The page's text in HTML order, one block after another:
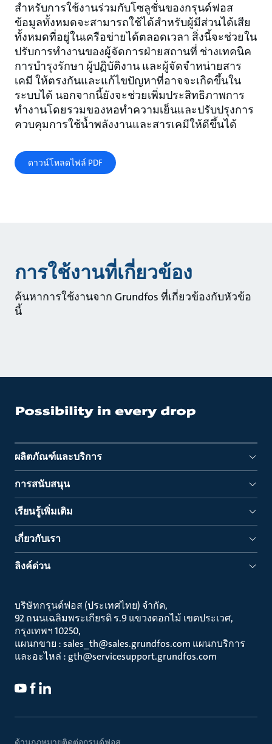
สำหรับการใช้งานร่วมกับโซลูชั่นของกรุนด์ฟอส
ข้อมูลทั้งหมดจะสามารถใช้ได้สำหรับผู้มีส่วนได้เสีย
ทั้งหมดที่อยู่ในเครือข่ายได้ตลอดเวลา สิ่งนี้จะช่วยใน
ปรับการทำงานของผู้จัดการฝ่ายสถานที่ ช่างเทคนิค
การบำรุงรักษา ผู้ปฏิบัติงาน และผู้จัดจำหน่ายสาร
เคมี ให้ตรงกันและแก้ไขปัญหาที่อาจจะเกิดขึ้นใน
ระบบได้ นอกจากนี้ยังจะช่วยเพิ่มประสิทธิภาพการ
ทำงานโดยรวมของหอทำความเย็นและปรับปรุงการ
ควบคุมการใช้น้ำพลังงานและสารเคมีให้ดีขึ้นได้
ดาวน์โหลดไฟล์ PDF
การใช้งานที่เกี่ยวข้อง
ค้นหาการใช้งานจาก Grundfos ที่เกี่ยวข้องกับหัวข้อ
นี้
ผลิตภัณฑ์และบริการ
การสนับสนุน
เรียนรู้เพิ่มเติม
เกี่ยวกับเรา
ลิงค์ด่วน
บริษัทกรุนด์ฟอส (ประเทศไทย) จำกัด
92 ถนนเฉลิมพระเกียรติ ร.9 แขวงดอกไม้ เขตประเวศ
กรุงเทพฯ 10250
แผนกขาย : sales_th@sales.grundfos.com แผนกบริการ
และอะไหล่ : gth@servicesupport.grundfos.com